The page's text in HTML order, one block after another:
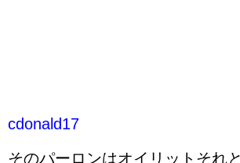
cdonald17
そのパーロンはオイリットそれ